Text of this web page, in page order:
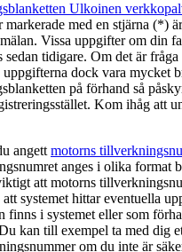
Ulkoinen
markerade med en stjärna (*)
Vissa uppgifter om din
sedan tidigare. Om det är fråga
uppgifterna dock vara mycket
på förhand så
Kom ihåg att
angett motorns
anges i olika format
att motorns
att systemet hittar eventuella
finns i systemet eller som
kan till exempel ta med dig
om du inte är